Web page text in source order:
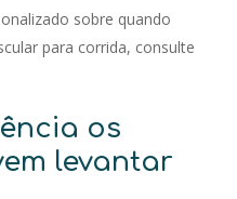
sobre quando
para corrida, consulte
os
levantar